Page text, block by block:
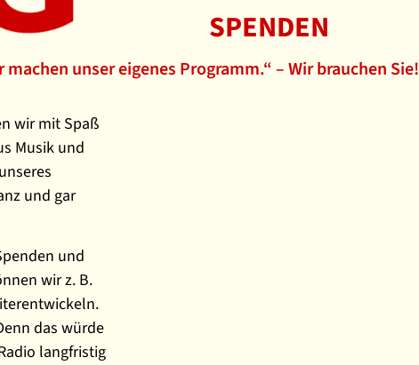
SPENDEN
machen unser eigenes Programm.“ – Wir brauchen Sie!
wir mit Spaß
Musik und
und gar
und
wir z. B.
das würde
langfristig